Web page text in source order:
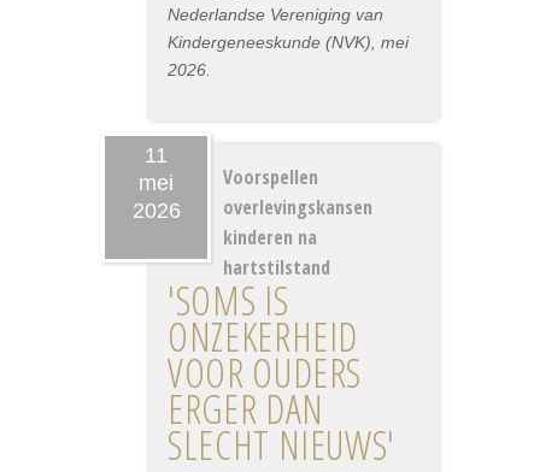
Nederlandse Vereniging van
Kindergeneeskunde (NVK), mei
2026.
11
mei
2026
Voorspellen
overlevingskansen
kinderen na
hartstilstand
'SOMS IS
ONZEKERHEID
VOOR OUDERS
ERGER DAN
SLECHT NIEUWS'